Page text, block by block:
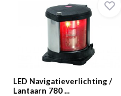
LED Navigatieverlichting /
Lantaarn 780 ...